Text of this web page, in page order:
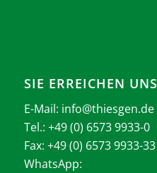
SIE ERREICHEN UNS
E-Mail: info@thiesgen.de
Tel.: +49 (0) 6573 9933-0
Fax: +49 (0) 6573 9933-33
WhatsApp: